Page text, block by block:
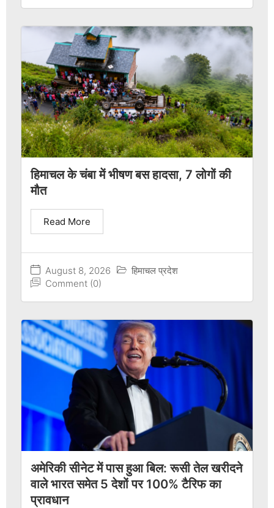
हिमाचल के चंबा में भीषण बस हादसा, 7 लोगों की
मौत
August 8, 2026
हिमाचल प्रदेश
Comment (0)
Read More
अमेरिकी सीनेट में पास हुआ बिल: रूसी तेल खरीदने
वाले भारत समेत 5 देशों पर 100% टैरिफ का
प्रावधान